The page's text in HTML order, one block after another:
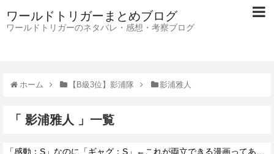
ワールドトリガーまとめブログ
ワールドトリガーのネタバレ・感想・考察ブログ
ホーム 【B級3位】影浦隊 影浦雅人
「 影浦雅人 」一覧
「感動：S」なのに「ギャグ：S」←これが両立できる漫画ってある？